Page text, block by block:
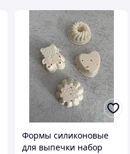
Формы силиконовые
для выпечки набор